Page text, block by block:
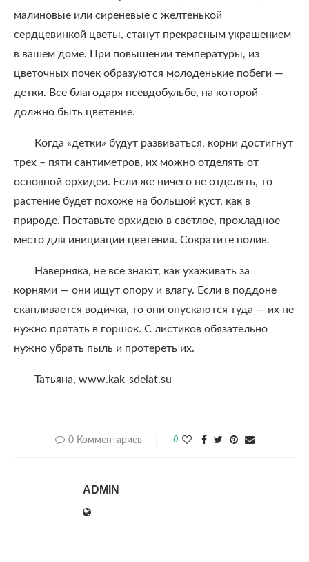
малиновые или сиреневые с желтенькой
сердцевинкой цветы, станут прекрасным украшением
в вашем доме. При повышении температуры, из
цветочных почек образуются молоденькие побеги —
детки. Все благодаря псевдобульбе, на которой
должно быть цветение.
Когда «детки» будут развиваться, корни достигнут
трех – пяти сантиметров, их можно отделять от
основной орхидеи. Если же ничего не отделять, то
растение будет похоже на большой куст, как в
природе. Поставьте орхидею в светлое, прохладное
место для инициации цветения. Сократите полив.
Наверняка, не все знают, как ухаживать за
корнями — они ищут опору и влагу. Если в поддоне
скапливается водичка, то они опускаются туда — их не
нужно прятать в горшок. С листиков обязательно
нужно убрать пыль и протереть их.
Татьяна, www.kak-sdelat.su
0 Комментариев 0
ADMIN